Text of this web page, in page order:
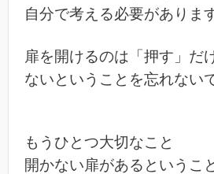
自分で考える必要がありま
扉を開けるのは「押す」だ
ないということを忘れない
もうひとつ大切なこと
開かない扉があるというこ